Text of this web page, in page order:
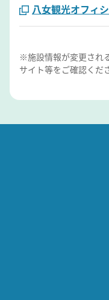
八女観光オフィ
※施設情報が変更され
サイト等をご確認くだ